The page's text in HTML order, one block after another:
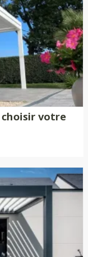
choisir votre